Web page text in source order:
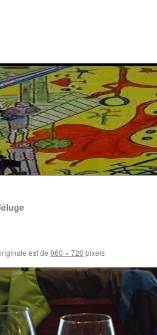
est de 960 × 720 pixels